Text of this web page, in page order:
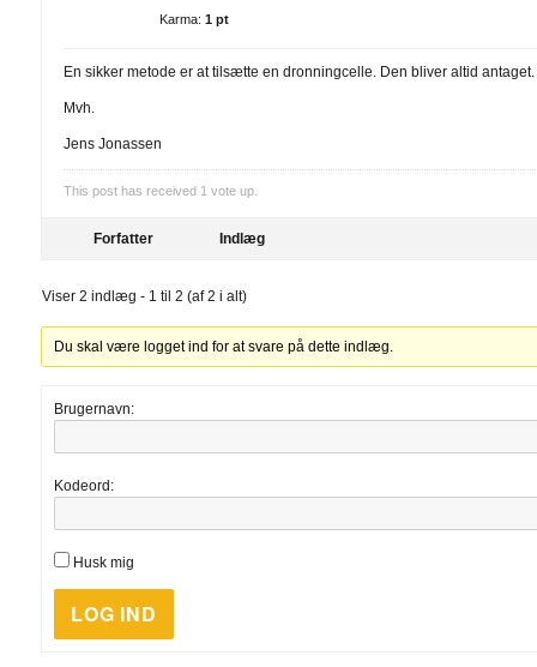
Karma: 1 pt
En sikker metode er at tilsætte en dronningcelle. Den bliver altid antaget.
Mvh.
Jens Jonassen
This post has received 1 vote up.
Forfatter Indlæg
Viser 2 indlæg - 1 til 2 (af 2 i alt)
Du skal være logget ind for at svare på dette indlæg.
Brugernavn:
Kodeord:
Husk mig
LOG IND